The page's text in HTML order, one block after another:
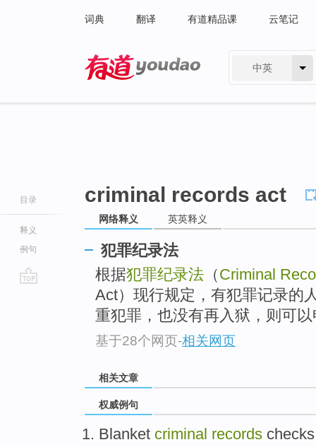
词典 翻译 有道精品课 云笔记
中英
目录
释义
例句
criminal records act
网络释义 英英释义
犯罪纪录法
根据犯罪纪录法 （Criminal
Act）现行规定，有犯罪记录的
重犯罪，也没有再入狱，则可
基于28个网页-相关网页
相关文章
权威例句
Blanket criminal records